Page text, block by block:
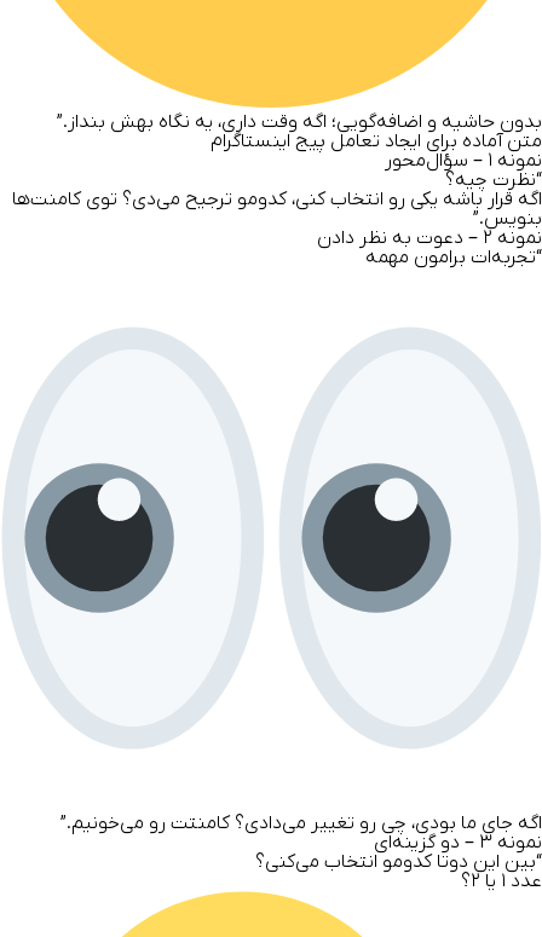
بدون حاشیه و اضافه‌گویی؛ اگه وقت داری، یه نگاه بهش بنداز.”
متن آماده برای ایجاد تعامل پیج اینستاگرام
نمونه ۱ – سؤال‌محور
“نظرت چیه؟
اگه قرار باشه یکی رو انتخاب کنی، کدومو ترجیح می‌دی؟ توی کامنت‌ها
بنویس.”
نمونه۲ – دعوت به نظر دادن
“تجربه‌ات برامون مهمه
اگه جای ما بودی، چی رو تغییر می‌دادی؟ کامنتت رو می‌خونیم.”
نمونه ۳ – دو گزینه‌ای
“بین این دوتا کدومو انتخاب می‌کنی؟
عدد ۱ یا ۲؟